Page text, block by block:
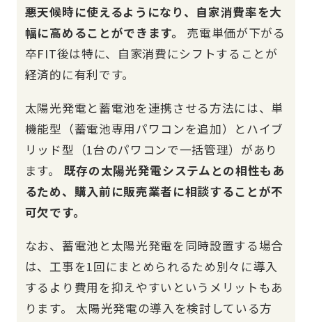
悪天候時に使えるようになり、自家消費率を大
幅に高めることができます。
売電単価が下がる
卒FIT後は特に、自家消費にシフトすることが
経済的に有利です。
太陽光発電と蓄電池を連携させる方法には、単
機能型（蓄電池専用パワコンを追加）とハイブ
リッド型（1台のパワコンで一括管理）があり
ます。 既存の太陽光発電システムとの相性もあ
るため、購入前に販売業者に相談することが不
可欠です。
なお、蓄電池と太陽光発電を同時設置する場合
は、工事を1回にまとめられるため別々に導入
するより費用を抑えやすいというメリットもあ
ります。 太陽光発電の導入を検討している方